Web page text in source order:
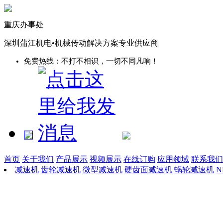
重庆办事处
深圳蒲江机电•机械传动解决方案专业供应商
免费热线：不打不相识，一切不同凡响！
首页 关于我们 产品展示 视频展示 在线订购 应用领域 联系我们
减速机 齿轮减速机 微型减速机 硬齿面减速机 蜗轮减速机